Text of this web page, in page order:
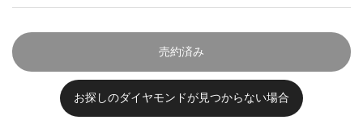
売約済み
お探しのダイヤモンドが見つからない場合